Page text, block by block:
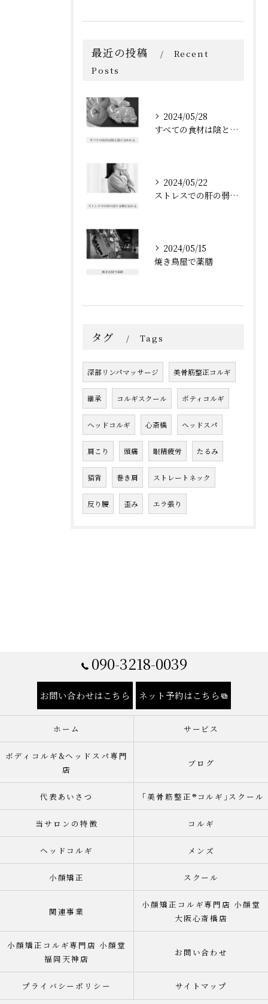
最近の投稿
Recent
Posts
2024/05/28
すべての食材は陰と陽に分かれる
2024/05/22
ストレスでの肝の弱りは脾に伝わる
2024/05/15
焼き鳥屋で薬膳
タグ Tags
深部リンパマッサージ 美骨筋整正コルギ
継承 コルギスクール ボティコルギ
ヘッドコルギ 心斎橋 ヘッドスパ
肩こり 頭痛 眼精疲労 たるみ
猫背 巻き肩 ストレートネック
反り腰 歪み エラ張り
090-3218-0039
お問い合わせはこちら ネット予約はこちら
ホーム サービス
ボディコルギ&ヘッドスパ専門
店
ブログ
代表あいさつ 「美骨筋整正®︎コルギ｣スクール
当サロンの特徴 コルギ
ヘッドコルギ メンズ
小顔矯正 スクール
関連事業
小顔矯正コルギ専門店 小顔堂
大阪心斎橋店
小顔矯正コルギ専門店 小顔堂
福岡天神店
お問い合わせ
プライバシーポリシー サイトマップ